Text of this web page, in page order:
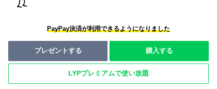
PayPay決済が利用できるようになりました
プレゼントする 購入する
LYPプレミアムで使い放題